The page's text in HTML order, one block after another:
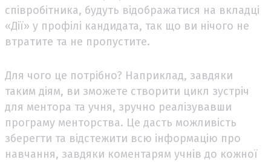
співробітника, будуть відображатися на вкладці
«Дії» у профілі кандидата, так що ви нічого не
втратите та не пропустите.
Для чого це потрібно? Наприклад, завдяки
таким діям, ви зможете створити цикл зустріч
для ментора та учня, зручно реалізувавши
програму менторства. Це дасть можливість
зберегти та відстежити всю інформацію про
навчання, завдяки коментарям учнів до кожної